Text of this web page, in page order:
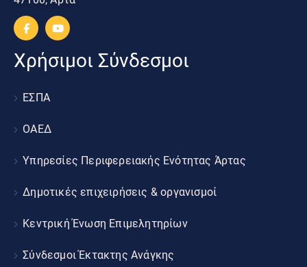
Χρήσιμοι Σύνδεσμοι
ΕΣΠΑ
ΟΑΕΔ
Υπηρεσίες Περιφερειακής Ενότητας Άρτας
Δημοτικές επιχειρήσεις & οργανισμοί
Κεντρική Ένωση Επιμελητηρίων
Σύνδεσμοι Έκτακτης Ανάγκης